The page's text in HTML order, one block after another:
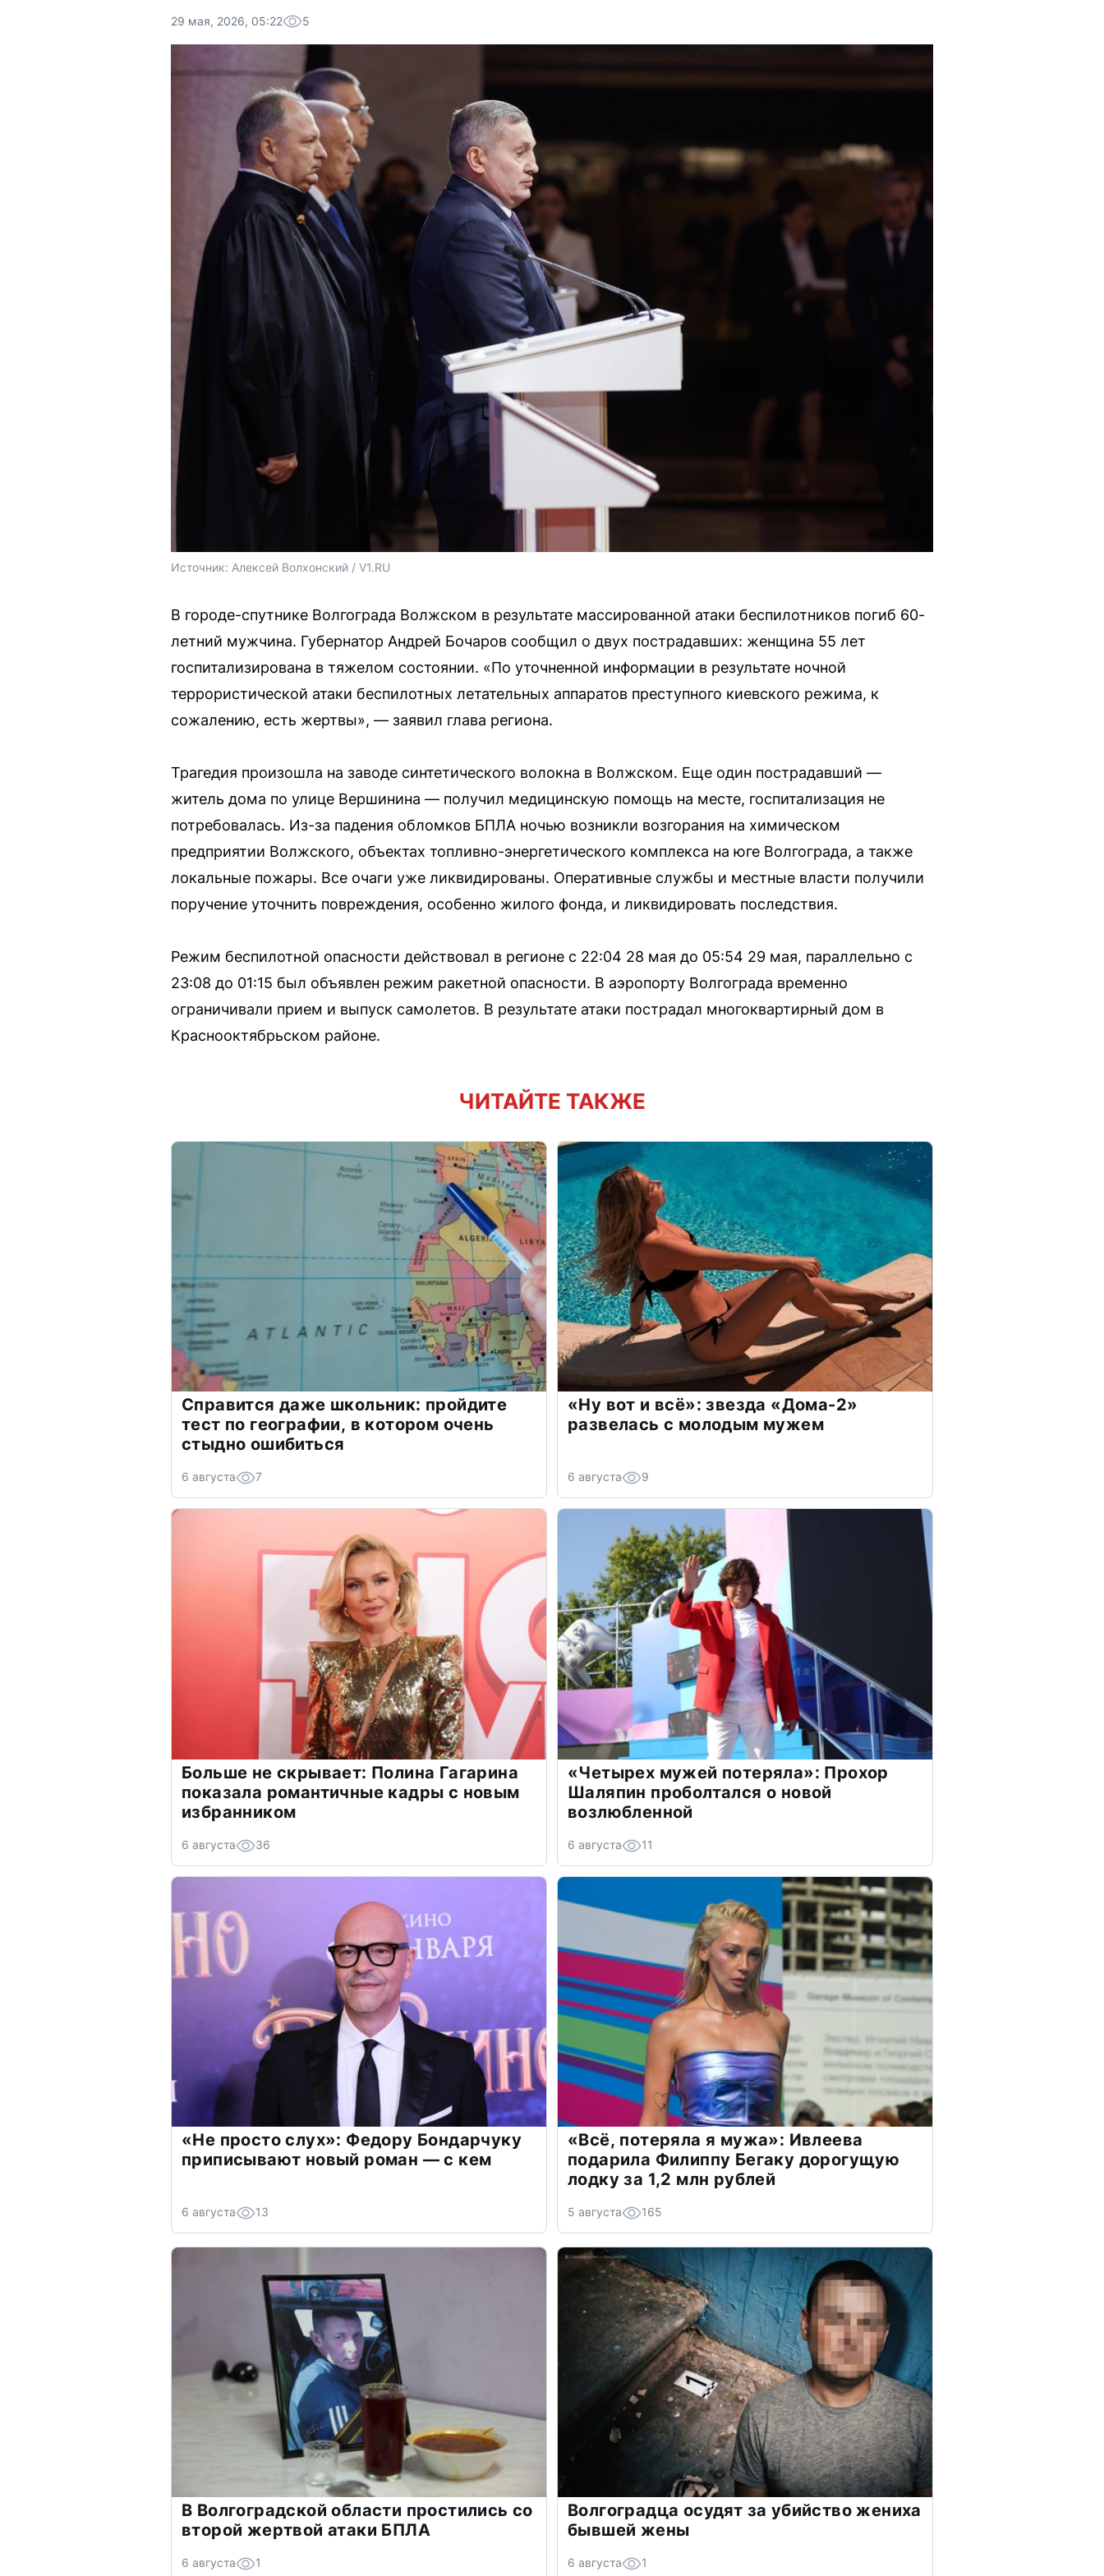
29 мая, 2026, 05:22 5
Источник: Алексей Волхонский / V1.RU
В городе-спутнике Волгограда Волжском в результате массированной атаки беспилотников погиб 60-
летний мужчина. Губернатор Андрей Бочаров сообщил о двух пострадавших: женщина 55 лет
госпитализирована в тяжелом состоянии. «По уточненной информации в результате ночной
террористической атаки беспилотных летательных аппаратов преступного киевского режима, к
сожалению, есть жертвы», — заявил глава региона.
Трагедия произошла на заводе синтетического волокна в Волжском. Еще один пострадавший —
житель дома по улице Вершинина — получил медицинскую помощь на месте, госпитализация не
потребовалась. Из-за падения обломков БПЛА ночью возникли возгорания на химическом
предприятии Волжского, объектах топливно-энергетического комплекса на юге Волгограда, а также
локальные пожары. Все очаги уже ликвидированы. Оперативные службы и местные власти получили
поручение уточнить повреждения, особенно жилого фонда, и ликвидировать последствия.
Режим беспилотной опасности действовал в регионе с 22:04 28 мая до 05:54 29 мая, параллельно с
23:08 до 01:15 был объявлен режим ракетной опасности. В аэропорту Волгограда временно
ограничивали прием и выпуск самолетов. В результате атаки пострадал многоквартирный дом в
Краснооктябрьском районе.
ЧИТАЙТЕ ТАКЖЕ
Справится даже школьник: пройдите
тест по географии, в котором очень
стыдно ошибиться
6 августа 7
«Ну вот и всё»: звезда «Дома-2»
развелась с молодым мужем
6 августа 9
Больше не скрывает: Полина Гагарина
показала романтичные кадры с новым
избранником
6 августа 36
«Четырех мужей потеряла»: Прохор
Шаляпин проболтался о новой
возлюбленной
6 августа 11
«Не просто слух»: Федору Бондарчуку
приписывают новый роман — с кем
6 августа 13
«Всё, потеряла я мужа»: Ивлеева
подарила Филиппу Бегаку дорогущую
лодку за 1,2 млн рублей
5 августа 165
В Волгоградской области простились со
второй жертвой атаки БПЛА
6 августа 1
Волгоградца осудят за убийство жениха
бывшей жены
6 августа 1